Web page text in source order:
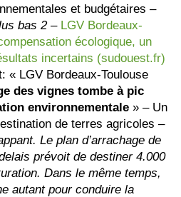
et budgétaires –
bas 2 – LGV Bordeaux-
écologique, un
incertains (sudouest.fr)
« LGV Bordeaux-Toulouse
des vignes tombe à pic
environnementale » – Un
de terres agricoles –
Le plan d’arrachage de
prévoit de destiner 4.000
Dans le même temps,
autant pour conduire la